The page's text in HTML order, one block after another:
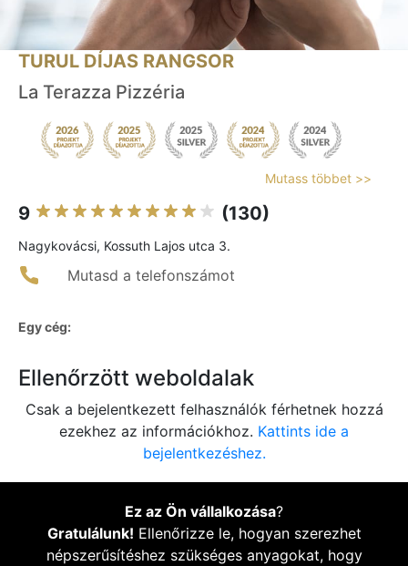
TURUL DÍJAS RANGSOR
La Terazza Pizzéria
Mutass többet >>
9 (130)
Nagykovácsi, Kossuth Lajos utca 3.
Mutasd a telefonszámot
Egy cég:
Ellenőrzött weboldalak
Csak a bejelentkezett felhasználók férhetnek hozzá
ezekhez az információkhoz. Kattints ide a
bejelentkezéshez.
Ez az Ön vállalkozása?
Gratulálunk! Ellenőrizze le, hogyan szerezhet
népszerűsítéshez szükséges anyagokat, hogy